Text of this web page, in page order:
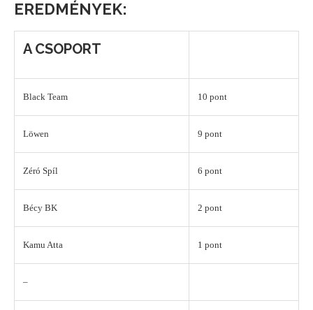
EREDMÉNYEK:
A CSOPORT
Black Team 10 pont
Löwen 9 pont
Zéró Spíl 6 pont
Bécy BK 2 pont
Kamu Atta 1 pont
–